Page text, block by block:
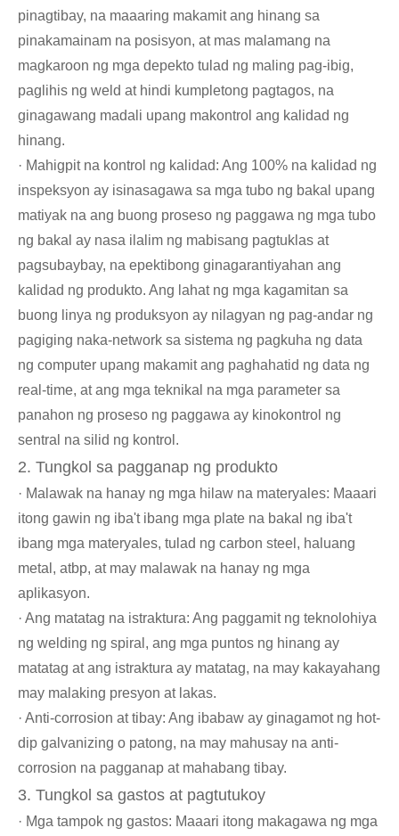
pinagtibay, na maaaring makamit ang hinang sa
pinakamainam na posisyon, at mas malamang na
magkaroon ng mga depekto tulad ng maling pag-ibig,
paglihis ng weld at hindi kumpletong pagtagos, na
ginagawang madali upang makontrol ang kalidad ng
hinang.
· Mahigpit na kontrol ng kalidad: Ang 100% na kalidad ng
inspeksyon ay isinasagawa sa mga tubo ng bakal upang
matiyak na ang buong proseso ng paggawa ng mga tubo
ng bakal ay nasa ilalim ng mabisang pagtuklas at
pagsubaybay, na epektibong ginagarantiyahan ang
kalidad ng produkto. Ang lahat ng mga kagamitan sa
buong linya ng produksyon ay nilagyan ng pag-andar ng
pagiging naka-network sa sistema ng pagkuha ng data
ng computer upang makamit ang paghahatid ng data ng
real-time, at ang mga teknikal na mga parameter sa
panahon ng proseso ng paggawa ay kinokontrol ng
sentral na silid ng kontrol.
2. Tungkol sa pagganap ng produkto
· Malawak na hanay ng mga hilaw na materyales: Maaari
itong gawin ng iba't ibang mga plate na bakal ng iba't
ibang mga materyales, tulad ng carbon steel, haluang
metal, atbp, at may malawak na hanay ng mga
aplikasyon.
· Ang matatag na istraktura: Ang paggamit ng teknolohiya
ng welding ng spiral, ang mga puntos ng hinang ay
matatag at ang istraktura ay matatag, na may kakayahang
may malaking presyon at lakas.
· Anti-corrosion at tibay: Ang ibabaw ay ginagamot ng hot-
dip galvanizing o patong, na may mahusay na anti-
corrosion na pagganap at mahabang tibay.
3. Tungkol sa gastos at pagtutukoy
· Mga tampok ng gastos: Maaari itong makagawa ng mga